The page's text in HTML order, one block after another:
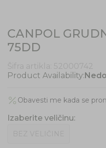
CANPOL
75DD
Šifra artikla: 52000742
Product Availability:
Obavesti me kada se
Izaberite veličinu: